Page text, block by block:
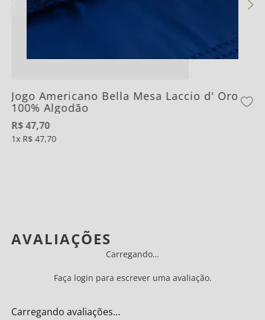
Jogo Americano Bella Mesa Laccio d' Oro
100% Algodão
R$47,70
1 R$ 47,70
AVALIAÇÕES
Carregando…
Faça login para escrever uma avaliação.
Carregando avaliações…